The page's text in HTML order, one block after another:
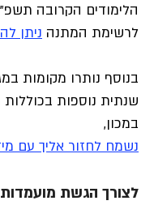
הלימודים הקרובה
לרשימת המתנה ניתן
בנוסף נותרו מקומות
שנתית נוספות בכוללות
במכון,
נשמח לחזור אליך עם
לצורך הגשת